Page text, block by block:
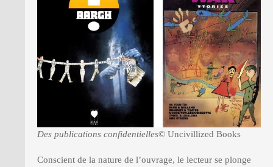
Des publications confidentielles© Uncivillized Books
Conscient de la nature de l’ouvrage, le lecteur se plonge